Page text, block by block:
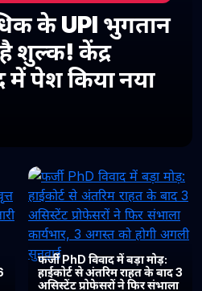
के UPI भुगतान
शुल्क! केंद्र
पेश किया नया
फर्जी PhD विवाद में बड़ा मोड़:
हाईकोर्ट से अंतरिम राहत के बाद 3
असिस्टेंट प्रोफेसरों ने फिर संभाला